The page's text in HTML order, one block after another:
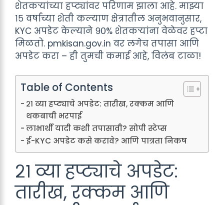
शेतकऱ्यांच्या हप्ट्यांवर परिणाम झाला आहे. माझ्या
१५ वर्षांच्या शेती कल्याण क्षेत्रातील अनुभवानुसार,
KYC अपडेट केल्याने ९०% शेतकऱ्यांना वेळेवर हप्टा
मिळतो. pmkisan.gov.in वर लगेच तपासा आणि
अपडेट करा – ही तुमची कमाई आहे, विलंब टाळा!
Table of Contents
२१ व्या हप्ट्याचे अपडेट: तारीख, रक्कम आणि
थकबाची भरपाई
लाभार्थी यादी कशी तपासावी? सोपी स्टेप्स
ई-KYC अपडेट कसे करावे? आणि पात्रता निकष
२१ व्या हप्ट्याचे अपडेट:
तारीख, रक्कम आणि